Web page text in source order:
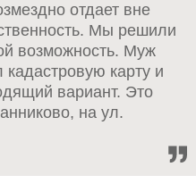
отдает вне
Мы решили
возможность. Муж
карту и
вариант. Это
на ул.